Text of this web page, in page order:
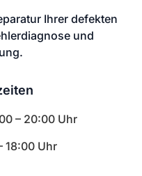
Ihrer defekten
und
– 20:00 Uhr
18:00 Uhr